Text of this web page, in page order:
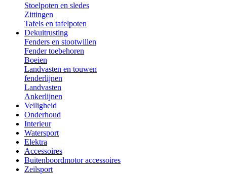
Stoelpoten en sledes
Zittingen
Tafels en tafelpoten
Dekuitrusting
Fenders en stootwillen
Fender toebehoren
Boeien
Landvasten en touwen
fenderlijnen
Landvasten
Ankerlijnen
Veiligheid
Onderhoud
Interieur
Watersport
Elektra
Accessoires
Buitenboordmotor accessoires
Zeilsport